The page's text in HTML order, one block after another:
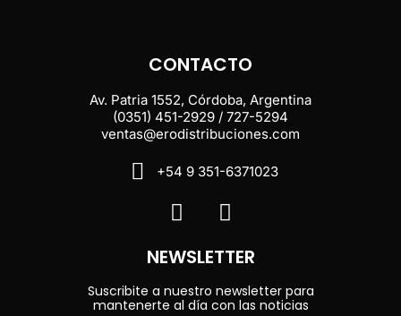
CONTACTO
Av. Patria 1552, Córdoba, Argentina
(0351) 451-2929 / 727-5294
ventas@erodistribuciones.com
+54 9 351-6371023
NEWSLETTER
Suscribite a nuestro newsletter para
mantenerte al día con las noticias